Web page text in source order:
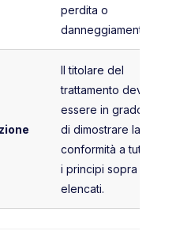
perdita o
danneggiamento.
Il titolare del
trattamento deve
essere in grado
di dimostrare la
conformità a tutti
i principi sopra
elencati.